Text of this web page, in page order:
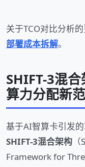
关于TCO对比分析
部署成本拆解。
SHIFT-3混
算力分配新
基于AI智算卡引发
SHIFT-3混合架构
Framework for